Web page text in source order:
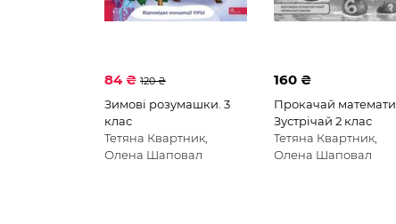
84 ₴ 120 ₴
Зимові розумашки. 3
клас
Тетяна Квартник,
Олена Шаповал
160 ₴
Прокачай
Зустрічай 2 клас
Тетяна Квартник,
Олена Шаповал